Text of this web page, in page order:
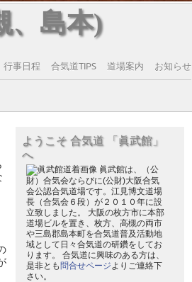
、島本)
行事日程 合気道TIPS 道場案内 お知らせ
ようこそ 合気道 「眞武館」
へ
眞武館は、（公
財）合気会ならびに(公財)大阪合気
会公認合気道場です。江見博文道場
長（合気会６段）が２０１０年に設
立致しました。 大阪の枚方市に本部
道場ビルを置き、枚方、高槻の両市
や三島郡島本町を合気道普及活動地
域として日々合気道の研鑽をしてお
ります。 合気道に興味のある方は、
是非とも 問合せページよりご連絡下
さい。